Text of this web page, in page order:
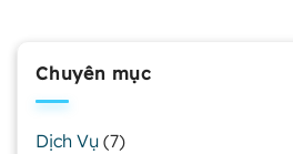
Chuyên mục
Dịch Vụ (7)